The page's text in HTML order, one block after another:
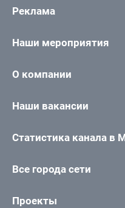
Реклама
Наши мероприятия
О компании
Наши вакансии
Статистика канала в
Все города сети
Проекты